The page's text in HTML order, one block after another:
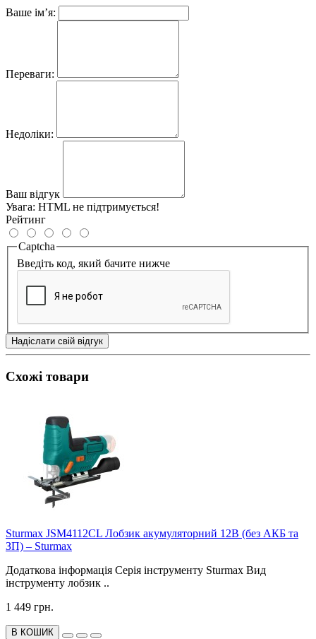
Ваше ім’я:
Переваги:
Недоліки:
Ваш відгук
Увага: HTML не підтримується!
Рейтинг
Captcha
Введіть код, який бачите нижче
Надіслати свій відгук
Схожі товари
Sturmax JSM4112CL Лобзик акумуляторний 12В (без АКБ та
ЗП) – Sturmax
Додаткова інформація Серія інструменту Sturmax Вид
інструменту лобзик ..
1 449 грн.
В КОШИК